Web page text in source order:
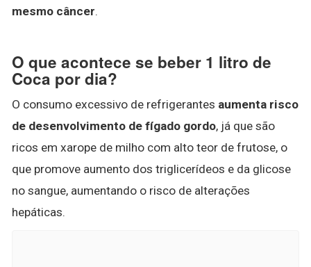
mesmo câncer.
O que acontece se beber 1 litro de
Coca por dia?
O consumo excessivo de refrigerantes aumenta risco
de desenvolvimento de fígado gordo, já que são
ricos em xarope de milho com alto teor de frutose, o
que promove aumento dos triglicerídeos e da glicose
no sangue, aumentando o risco de alterações
hepáticas.